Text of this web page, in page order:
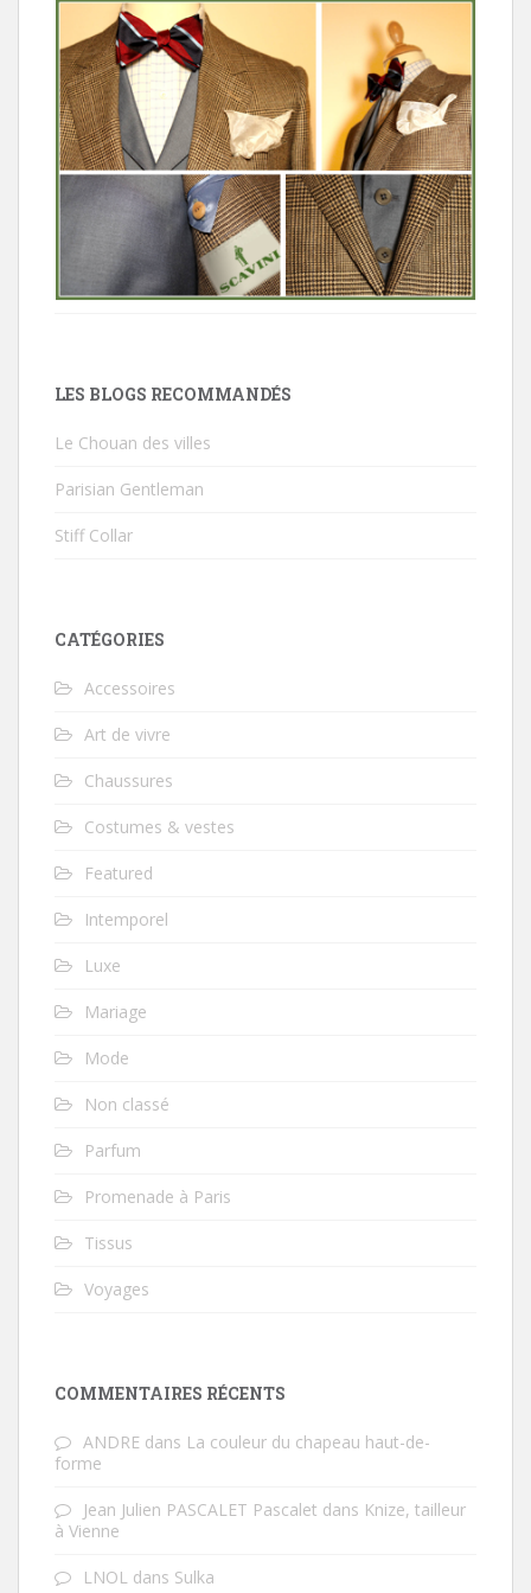
LES BLOGS RECOMMANDÉS
Le Chouan des villes
Parisian Gentleman
Stiff Collar
CATÉGORIES
Accessoires
Art de vivre
Chaussures
Costumes & vestes
Featured
Intemporel
Luxe
Mariage
Mode
Non classé
Parfum
Promenade à Paris
Tissus
Voyages
COMMENTAIRES RÉCENTS
ANDRE dans La couleur du chapeau haut-de-
forme
Jean Julien PASCALET Pascalet dans Knize, tailleur
à Vienne
LNOL dans Sulka